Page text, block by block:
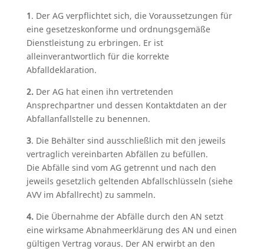
1. Der AG verpflichtet sich, die Voraussetzungen für
eine gesetzeskonforme und ordnungsgemäße
Dienstleistung zu erbringen. Er ist
alleinverantwortlich für die korrekte
Abfalldeklaration.
2.Der AG hat einen ihn vertretenden
Ansprechpartner und dessen Kontaktdaten an der
Abfallanfallstelle zu benennen.
3. Die Behälter sind ausschließlich mit den jeweils
vertraglich vereinbarten Abfällen zu befüllen.
Die Abfälle sind vom AG getrennt und nach den
jeweils gesetzlich geltenden Abfallschlüsseln (siehe
AVV im Abfallrecht) zu sammeln.
4.Die Übernahme der Abfälle durch den AN setzt
eine wirksame Abnahmeerklärung des AN und einen
gültigen Vertrag voraus. Der AN erwirbt an den